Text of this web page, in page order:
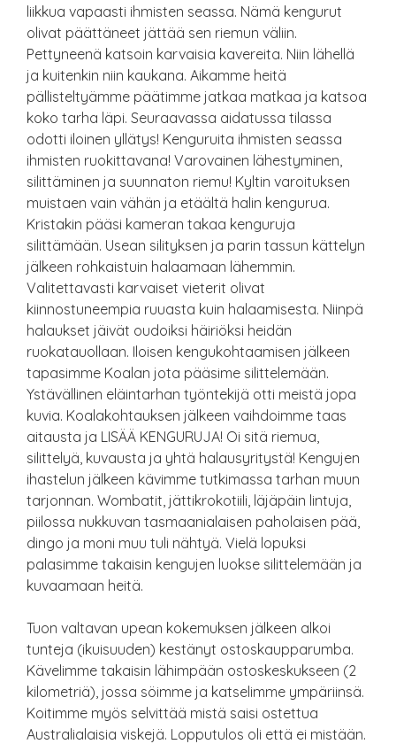
liikkua vapaasti ihmisten seassa. Nämä kengurut
olivat päättäneet jättää sen riemun väliin.
Pettyneenä katsoin karvaisia kavereita. Niin lähellä
ja kuitenkin niin kaukana. Aikamme heitä
pällisteltyämme päätimme jatkaa matkaa ja katsoa
koko tarha läpi. Seuraavassa aidatussa tilassa
odotti iloinen yllätys! Kenguruita ihmisten seassa
ihmisten ruokittavana! Varovainen lähestyminen,
silittäminen ja suunnaton riemu! Kyltin varoituksen
muistaen vain vähän ja etäältä halin kengurua.
Kristakin pääsi kameran takaa kenguruja
silittämään. Usean silityksen ja parin tassun kättelyn
jälkeen rohkaistuin halaamaan lähemmin.
Valitettavasti karvaiset vieterit olivat
kiinnostuneempia ruuasta kuin halaamisesta. Niinpä
halaukset jäivät oudoiksi häiriöksi heidän
ruokatauollaan. Iloisen kengukohtaamisen jälkeen
tapasimme Koalan jota pääsime silittelemään.
Ystävällinen eläintarhan työntekijä otti meistä jopa
kuvia. Koalakohtauksen jälkeen vaihdoimme taas
aitausta ja LISÄÄ KENGURUJA! Oi sitä riemua,
silittelyä, kuvausta ja yhtä halausyritystä! Kengujen
ihastelun jälkeen kävimme tutkimassa tarhan muun
tarjonnan. Wombatit, jättikrokotiili, läjäpäin lintuja,
piilossa nukkuvan tasmaanialaisen paholaisen pää,
dingo ja moni muu tuli nähtyä. Vielä lopuksi
palasimme takaisin kengujen luokse silittelemään ja
kuvaamaan heitä.
Tuon valtavan upean kokemuksen jälkeen alkoi
tunteja (ikuisuuden) kestänyt ostoskaupparumba.
Kävelimme takaisin lähimpään ostoskeskukseen (2
kilometriä), jossa söimme ja katselimme ympäriinsä.
Koitimme myös selvittää mistä saisi ostettua
Australialaisia viskejä. Lopputulos oli että ei mistään.